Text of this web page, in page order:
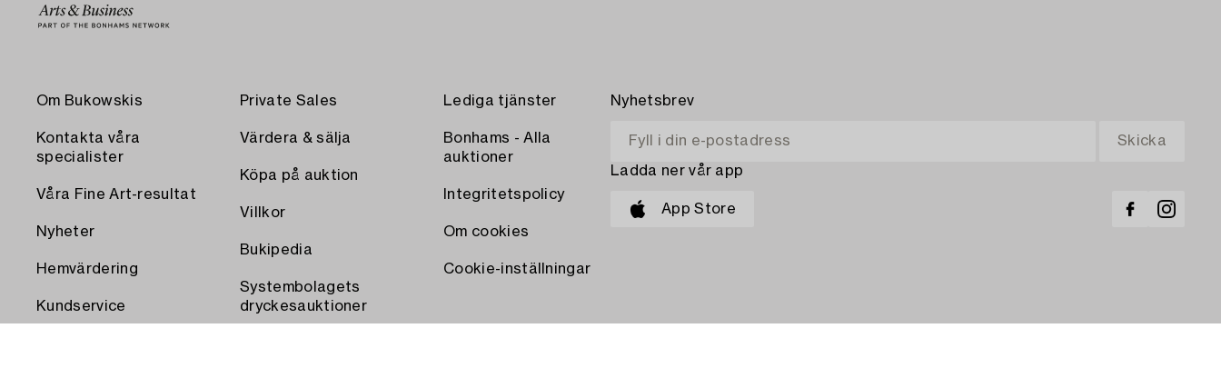
Om Bukowskis
Kontakta våra
specialister
Våra Fine Art-resultat
Nyheter
Hemvärdering
Kundservice
Private Sales
Värdera & sälja
Köpa på auktion
Villkor
Bukipedia
Systembolagets
dryckesauktioner
Lediga tjänster
Bonhams - Alla
auktioner
Integritetspolicy
Om cookies
Cookie-inställningar
Nyhetsbrev
Ladda ner vår app
App Store